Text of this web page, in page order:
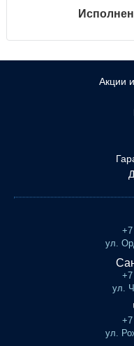
Акции
+7
ул.
+7
ул.
+7
ул.